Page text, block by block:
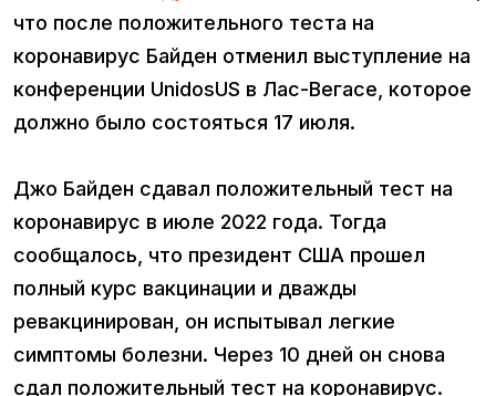
что после положительного теста на
коронавирус Байден отменил выступление на
конференции UnidosUS в Лас-Вегасе, которое
должно было состояться 17 июля.
Джо Байден сдавал положительный тест на
коронавирус в июле 2022 года. Тогда
сообщалось, что президент США прошел
полный курс вакцинации и дважды
ревакцинирован, он испытывал легкие
симптомы болезни. Через 10 дней он снова
сдал положительный тест на коронавирус.